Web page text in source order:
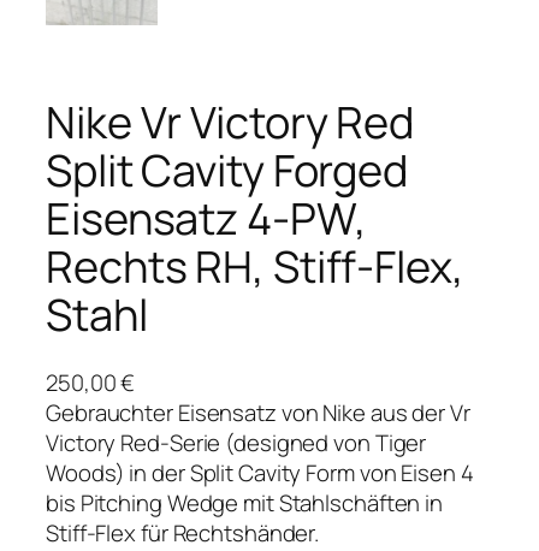
Nike Vr Victory Red
Split Cavity Forged
Eisensatz 4-PW,
Rechts RH, Stiff-Flex,
Stahl
250,00€
Gebrauchter Eisensatz von Nike aus der Vr
Victory Red-Serie (designed von Tiger
Woods) in der Split Cavity Form von Eisen 4
bis Pitching Wedge mit Stahlschäften in
Stiff-Flex für Rechtshänder.